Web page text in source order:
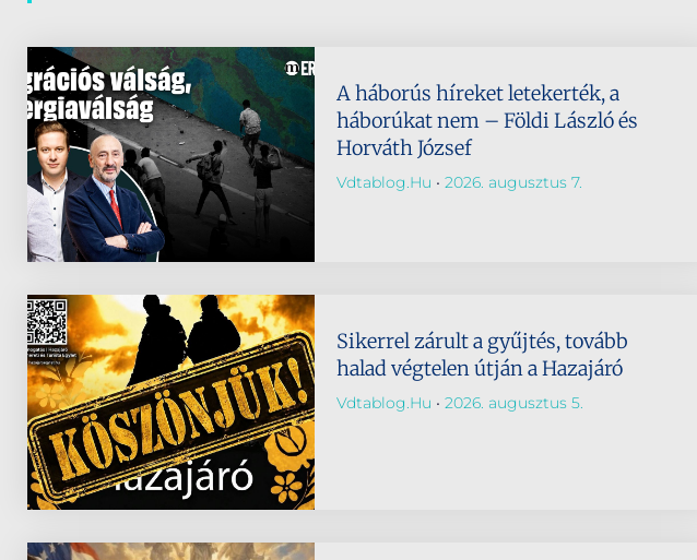
A háborús híreket letekerték, a
háborúkat nem – Földi László és
Horváth József
Vdtablog.hu 2026. augusztus 7.
Sikerrel zárult a gyűjtés, tovább
halad végtelen útján a Hazajáró
Vdtablog.hu 2026. augusztus 5.